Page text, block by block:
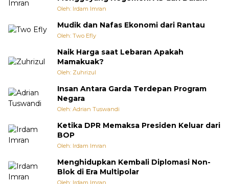
Oleh: Irdam Imran
Mudik dan Nafas Ekonomi dari Rantau
Oleh: Two Efly
Naik Harga saat Lebaran Apakah
Mamakuak?
Oleh: Zuhrizul
Insan Antara Garda Terdepan Program
Negara
Oleh: Adrian Tuswandi
Ketika DPR Memaksa Presiden Keluar dari
BOP
Oleh: Irdam Imran
Menghidupkan Kembali Diplomasi Non-
Blok di Era Multipolar
Oleh: Irdam Imran